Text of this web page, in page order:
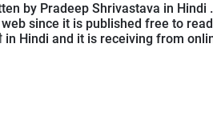
by Pradeep Shrivastava in Hindi
since it is published free to
in Hindi and it is receiving from